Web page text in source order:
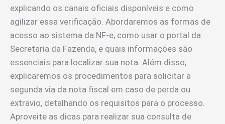
explicando os canais oficiais disponíveis e como
agilizar essa verificação. Abordaremos as formas de
acesso ao sistema da NF-e, como usar o portal da
Secretaria da Fazenda, e quais informações são
essenciais para localizar sua nota. Além disso,
explicaremos os procedimentos para solicitar a
segunda via da nota fiscal em caso de perda ou
extravio, detalhando os requisitos para o processo.
Aproveite as dicas para realizar sua consulta de